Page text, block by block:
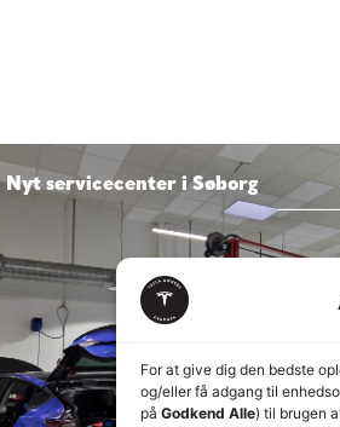
For at give dig den bedste
og/eller få adgang til
på Godkend Alle) til brugen
Nyt servicecenter i Søborg